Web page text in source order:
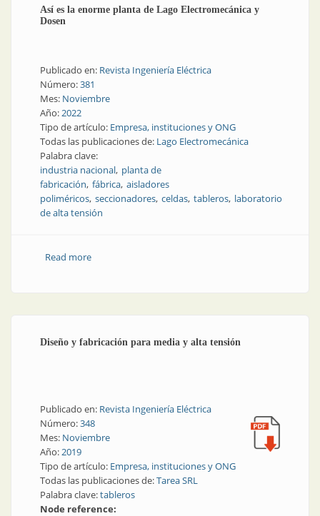
Así es la enorme planta de Lago Electromecánica y
Dosen
Publicado en: Revista Ingeniería Eléctrica
Número:381
Mes: Noviembre
Año:2022
Tipo de artículo: Empresa, instituciones y ONG
Todas las publicaciones de: Lago Electromecánica
Palabra clave:
industria nacional planta de
fabricación fábrica aisladores
poliméricos seccionadores celdas tableros laboratorio
de alta tensión
Read moreabout Así es la enorme planta de Lago
Diseño y fabricación para media y alta tensión
Publicado en: Revista Ingeniería Eléctrica
Número:348
Mes: Noviembre
Año:2019
Tipo de artículo: Empresa, instituciones y ONG
Todas las publicaciones de:Tarea SRL
Palabra clave:tableros
Node reference: